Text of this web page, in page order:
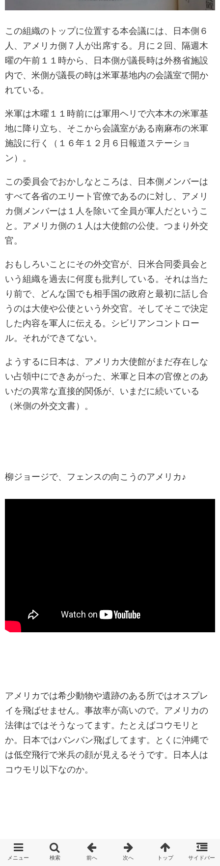
この組織のトップに位置する本会議には、日本側６
人、アメリカ側７人が出席する。月に２回、隔週木
曜の午前１１時から、日本側が議長時は外務省施設
内で、米側が議長の時は米軍基地内の会議室で開か
れている。
米軍は木曜１１時前には軍用ヘリで六本木の米軍基
地に降り立ち、そこから会議室がある南麻布の米軍
施設に行く（１６年１２月６日報道ステーショ
ン）。
この委員会でおかしなところは、日本側メンバーは
すべて各省のエリート官僚であるのに対し、アメリ
カ側メンバーは１人を除いて全員が軍人だというこ
と。アメリカ側の１人は大使館の公使。つまり外交
官。
おもしろいことにその外交官が、日米合同委員会と
いう組織を過去に何度も批判している。それは当た
り前で、どんな国でも相手国の政府と最初に話し合
うのは大使や公使という外交官。そしてそこで決定
した内容を軍人に伝える。シビリアンコントロー
ル。それができてない。
ようするに日本は、アメリカ大使館がまだ存在しな
い占領中にできあがった、米軍と日本の官僚とのあ
いだの異常な直接的関係が、いまだに続いている
（米側の外交文書）。
柳ジョージで、フェンスの向こうのアメリカ♪
アメリカでは希少動物や遺跡のある所ではオスプレ
イを飛ばせません。事故率が高いので。アメリカの
法律はではそうなってます。たとえばコウモリと
か。日本ではバンバン飛ばしてます。とくに沖縄で
は低空飛行で米兵の顔が見えるそうです。日本人は
コウモリ以下なのか。